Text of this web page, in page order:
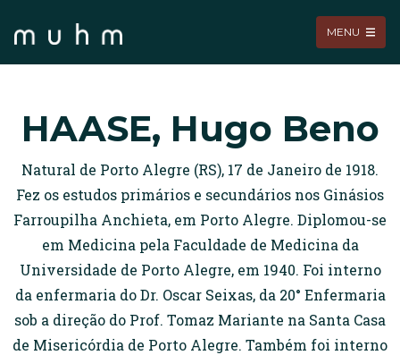
MENU
HAASE, Hugo Beno
Natural de Porto Alegre (RS), 17 de Janeiro de 1918.
Fez os estudos primários e secundários nos Ginásios
Farroupilha Anchieta, em Porto Alegre. Diplomou-se
em Medicina pela Faculdade de Medicina da
Universidade de Porto Alegre, em 1940. Foi interno
da enfermaria do Dr. Oscar Seixas, da 20° Enfermaria
sob a direção do Prof. Tomaz Mariante na Santa Casa
de Misericórdia de Porto Alegre. Também foi interno